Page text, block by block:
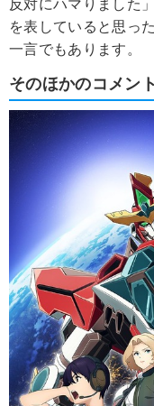
反対にハマりました
を表していると思っ
一言でもあります。
そのほかのコメン